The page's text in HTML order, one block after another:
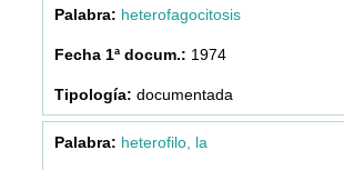
heterofagocitosis
1974
documentada
heterofilo, la